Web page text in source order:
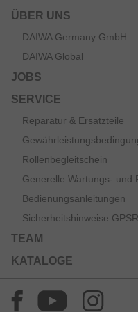
bereit.
ÜBER UNS
DAIWA Germany GmbH
DAIWA Global
JOBS
SERVICE
Reparatur & Ersatzteile
Rollenbegleitschein
Generelle Wartungs- und
Bedienungsanleitungen
Sicherheitshinweise GPSR
TEAM
KATALOGE